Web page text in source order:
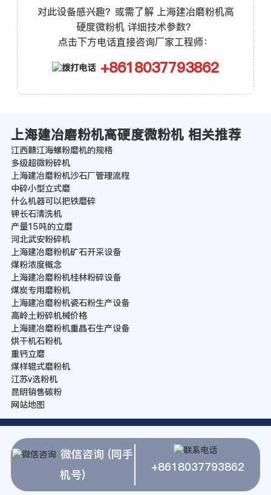
对此设备感兴趣？或需了解 上海建冶磨粉机高
硬度微粉机 详细技术参数？
点击下方电话直接咨询厂家工程师：
+8618037793862
上海建冶磨粉机高硬度微粉机 相关推荐
江西赣江海螺粉磨机的规格
多级超微粉碎机
上海建冶磨粉机沙石厂管理流程
中碎小型立式磨
什么机器可以把铁磨碎
钾长石清洗机
产量15吨的立磨
河北武安粉碎机
上海建冶磨粉机矿石开采设备
煤粉浓度概念
上海建冶磨粉机桂林粉碎设备
煤炭专用磨粉机
上海建冶磨粉机瓷石粉生产设备
高岭土粉碎机械价格
上海建冶磨粉机重晶石生产设备
烘干机石粉机
重钙立磨
煤样辊式磨粉机
江苏v选粉机
昆明销售碳粉
网站地图
微信咨询 (同手
机号)
+8618037793862